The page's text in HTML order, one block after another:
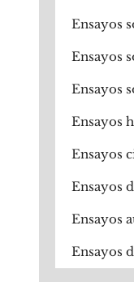
Ensayos
Ensayos
Ensayos
Ensayos
Ensayos
Ensayos
Ensayos
Ensayos